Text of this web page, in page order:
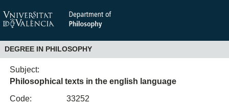
DEGREE IN PHILOSOPHY
Subject:
Philosophical texts in the english language
Code:
33252